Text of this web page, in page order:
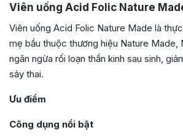
Viên uống Acid Folic Nature
Viên uống Acid Folic Nature Made là
mẹ bầu thuộc thương hiệu Nature Made,
ngăn ngừa rối loạn thần kinh sau sinh,
sảy thai.
Ưu điểm
Công dụng nổi bật